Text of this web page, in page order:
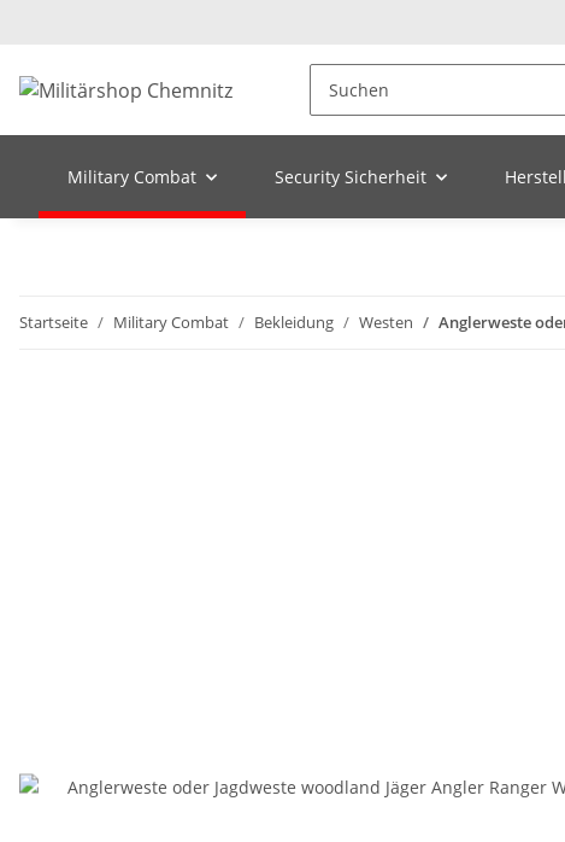
Military Combat Security Sicherheit
Startseite Military Combat Bekleidung Westen Anglerweste